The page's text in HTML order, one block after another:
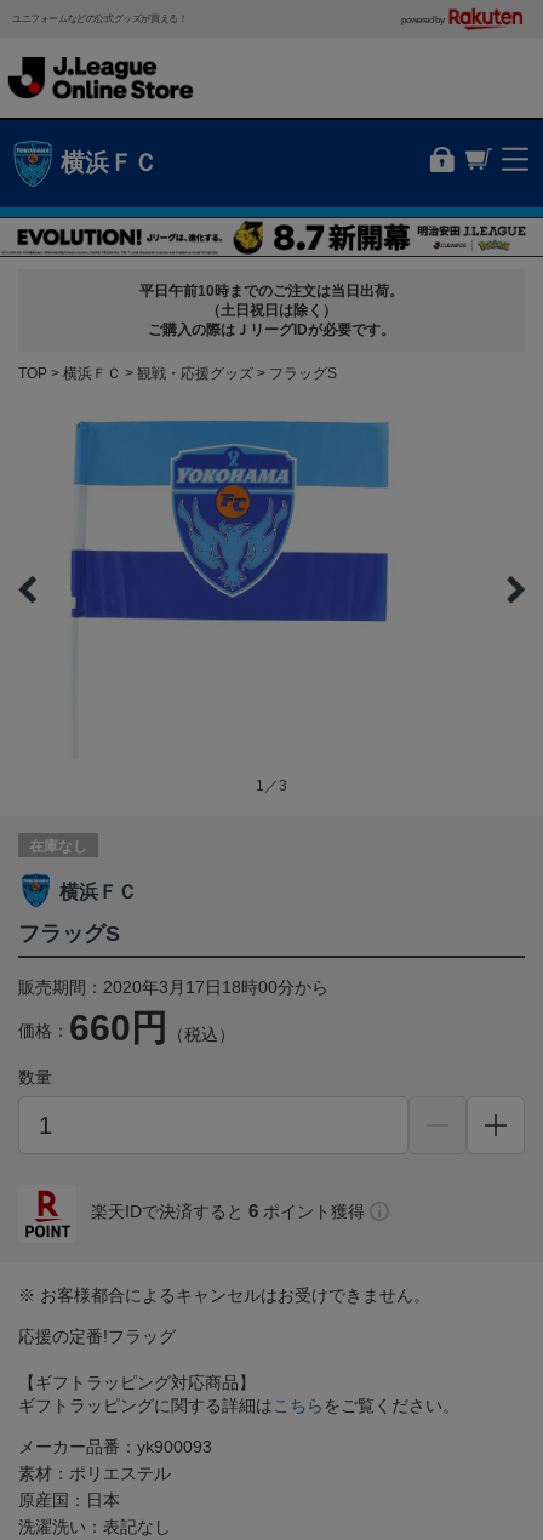
ユニフォームなどの公式グッズが買える！ powered by
横浜ＦＣ
平日午前10時までのご注文は当日出荷。
（土日祝日は除く）
ご購入の際はＪリーグIDが必要です。
TOP 横浜ＦＣ 観戦・応援グッズ フラッグS
1／3
在庫なし
横浜ＦＣ
フラッグS
販売期間：2020年3月17日18時00分から
価格： 660円 （税込）
数量
楽天IDで決済すると 6 ポイント獲得
※ お客様都合によるキャンセルはお受けできません。
応援の定番!フラッグ
【ギフトラッピング対応商品】
ギフトラッピングに関する詳細は こちら をご覧ください。
メーカー品番：yk900093
素材：ポリエステル
原産国：日本
洗濯洗い：表記なし